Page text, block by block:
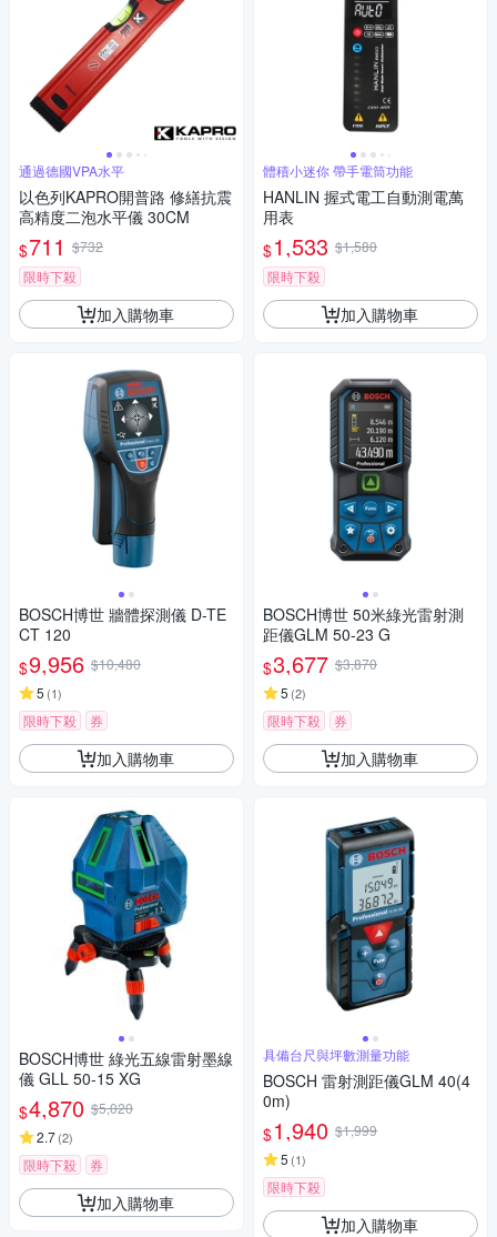
通過德國VPA水平
以色列KAPRO開普路 修繕抗震
高精度二泡水平儀 30CM
$711 $732
限時下殺
加入購物車
BOSCH博世 牆體探測儀 D-TE
CT 120
$9,956 $10,480
5 (1)
限時下殺 券
加入購物車
BOSCH博世 綠光五線雷射墨線
儀 GLL 50-15 XG
$4,870 $5,020
2.7(2)
限時下殺 券
加入購物車
體積小迷你 帶手電筒功能
HANLIN 握式電工自動測電萬
用表
$1,533 $1,580
限時下殺
加入購物車
BOSCH博世 50米綠光雷射測
距儀GLM 50-23 G
$3,677 $3,870
5 (2)
限時下殺 券
加入購物車
具備台尺與坪數測量功能
BOSCH 雷射測距儀GLM 40(4
0m)
$1,940 $1,999
5 (1)
限時下殺
加入購物車